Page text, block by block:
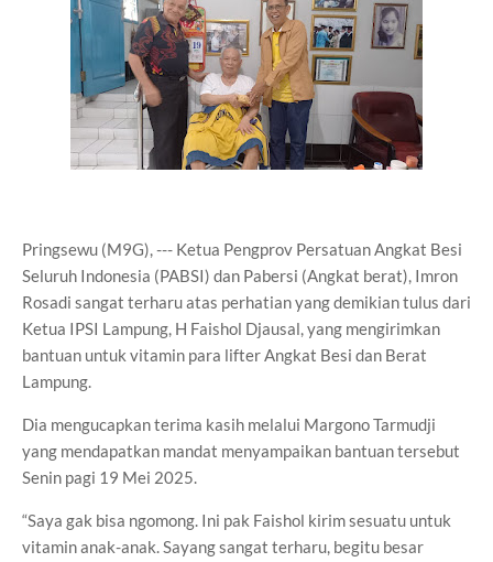
Pringsewu (M9G), --- Ketua Pengprov Persatuan Angkat Besi
Seluruh Indonesia (PABSI) dan Pabersi (Angkat berat), Imron
Rosadi sangat terharu atas perhatian yang demikian tulus dari
Ketua IPSI Lampung, H Faishol Djausal, yang mengirimkan
bantuan untuk vitamin para lifter Angkat Besi dan Berat
Lampung.
Dia mengucapkan terima kasih melalui Margono Tarmudji
yang mendapatkan mandat menyampaikan bantuan tersebut
Senin pagi 19 Mei 2025.
“Saya gak bisa ngomong. Ini pak Faishol kirim sesuatu untuk
vitamin anak-anak. Sayang sangat terharu, begitu besar